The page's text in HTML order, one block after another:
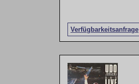
Verfügbarkeitsanfrage